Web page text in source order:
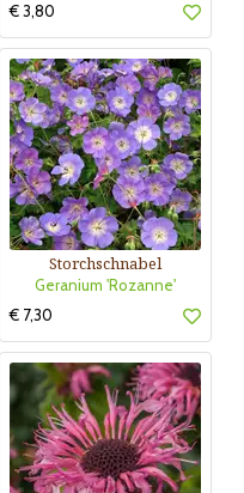
€ 3,80
Storchschnabel
Geranium 'Rozanne'
€ 7,30